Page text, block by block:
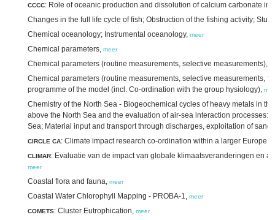
CCCC: Role of oceanic production and dissolution of calcium carbonate in
Changes in the full life cycle of fish; Obstruction of the fishing activity;
Chemical oceanology; Instrumental oceanology, meer
Chemical parameters, meer
Chemical parameters (routine measurements, selective measurements),
Chemical parameters (routine measurements, selective measurements,
programme of the model (incl. Co-ordination with the group hysiology),
Chemistry of the North Sea - Biogeochemical cycles of heavy metals in
above the North Sea and the evaluation of air-sea interaction processes:
Sea; Material input and transport through discharges, exploitation of
CIRCLE CA: Climate impact research co-ordination within a larger Europe,
CLIMAR: Evaluatie van de impact van globale klimaatsveranderingen en
meer
Coastal flora and fauna, meer
Coastal Water Chlorophyll Mapping - PROBA-1, meer
COMETS: Cluster Eutrophication, meer